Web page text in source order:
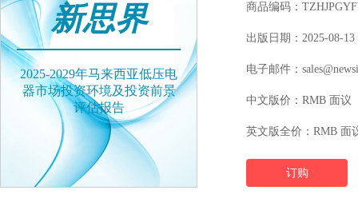
新思界
2025-2029年马来西亚低压电
器市场投资环境及投资前景
评估报告
商品编码：
出版日期：2025-08-13
电子邮件：
中文版价：RMB 面议
英文版全价：RMB 面
订购